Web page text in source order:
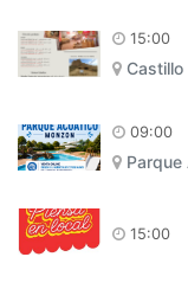
15:00
Castillo
09:00
Parque
15:00